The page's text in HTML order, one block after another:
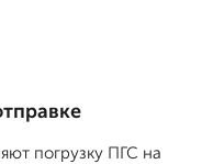
погрузку ПГС на